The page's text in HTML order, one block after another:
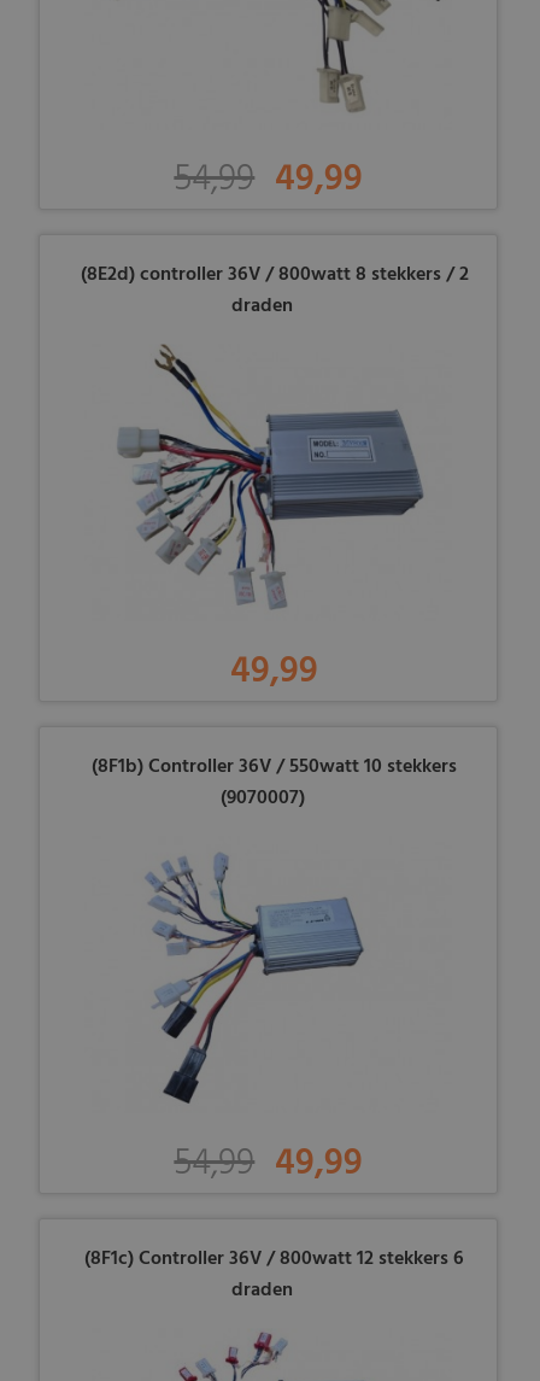
54,99 49,99
(8E2d) controller 36V / 800watt 8 stekkers / 2
draden
49,99
(8F1b) Controller 36V / 550watt 10 stekkers
(9070007)
54,99 49,99
(8F1c) Controller 36V / 800watt 12 stekkers 6
draden